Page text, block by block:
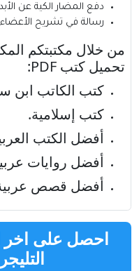
دفع المضار الكية عن
رسالة في تشريح
من خلال مكتبتكم
تحميل كتب
:
كتب الكاتب ابن
كتب إسلامية.
أفضل الكتب
أفضل روايات
أفضل قصص
احصل على اخر